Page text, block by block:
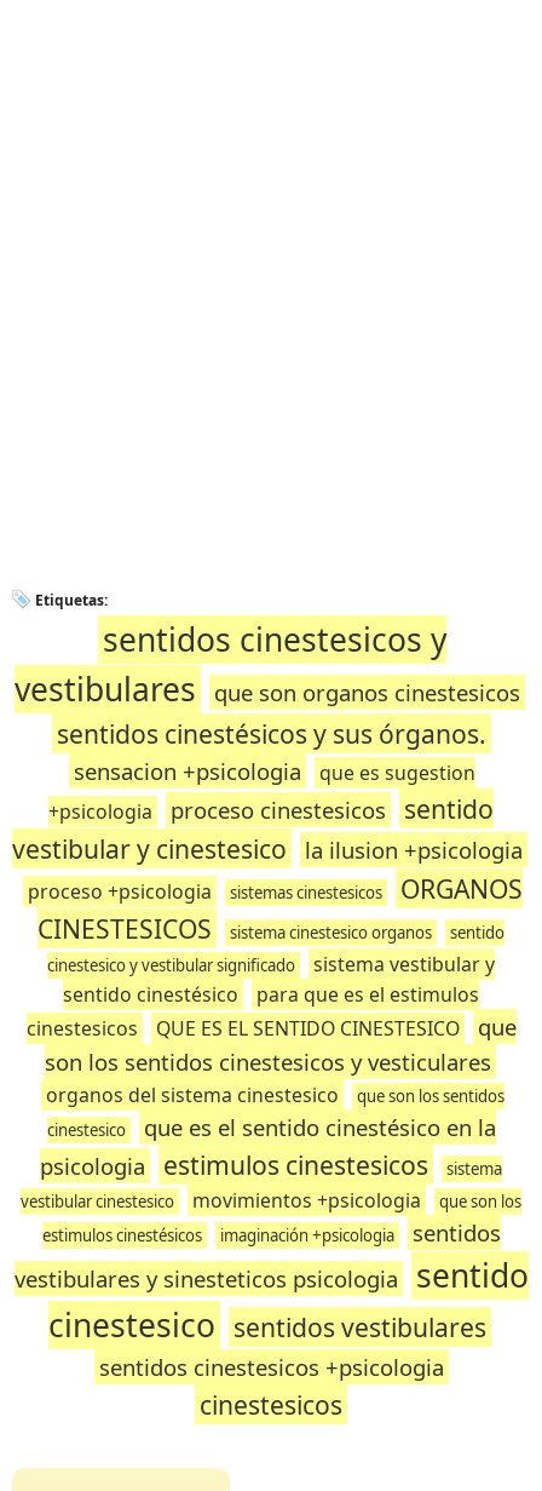
Etiquetas:
sentidos cinestesicos y
vestibulares
que son organos cinestesicos
sentidos cinestésicos y sus órganos.
sensacion +psicologia
que es sugestion
+psicologia
proceso cinestesicos
sentido
vestibular y cinestesico
la ilusion +psicologia
proceso +psicologia sistemas cinestesicos
ORGANOS
CINESTESICOS
sistema cinestesico organos
sentido
cinestesico y vestibular significado
sistema vestibular y
sentido cinestésico
para que es el estimulos
cinestesicos
QUE ES EL SENTIDO CINESTESICO
que
son los sentidos cinestesicos y vesticulares
organos del sistema cinestesico
que son los sentidos
cinestesico
que es el sentido cinestésico en la
psicologia
estimulos cinestesicos
sistema
vestibular cinestesico
movimientos +psicologia
que son los
estimulos cinestésicos
imaginación +psicologia
sentidos
vestibulares y sinesteticos psicologia
sentido
cinestesico sentidos vestibulares
sentidos cinestesicos +psicologia
cinestesicos